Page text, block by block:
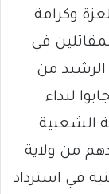
وكرامة
في
الرشيد من
لنداء
الشعبية
من ولاية
في استرداد